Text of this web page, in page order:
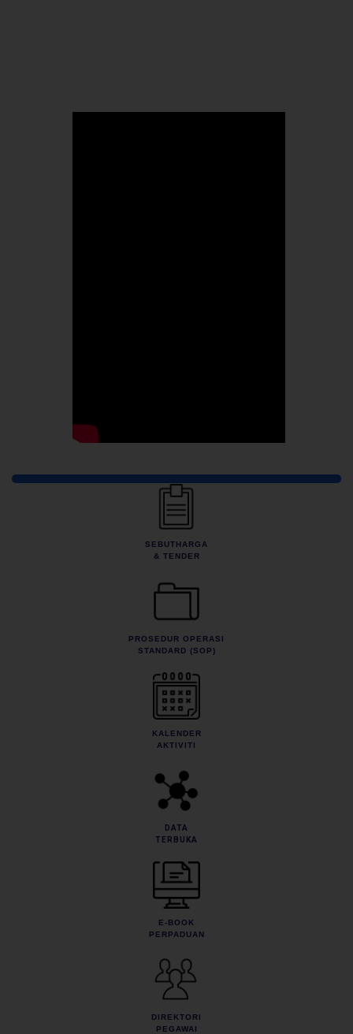
Pautan Pantas
SEBUTHARGA
& TENDER
PROSEDUR OPERASI
STANDARD (SOP)
KALENDER
AKTIVITI
DATA
TERBUKA
E-BOOK
PERPADUAN
DIREKTORI
PEGAWAI